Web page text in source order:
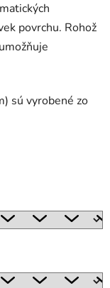
povrchu. Rohož
sú vyrobené zo